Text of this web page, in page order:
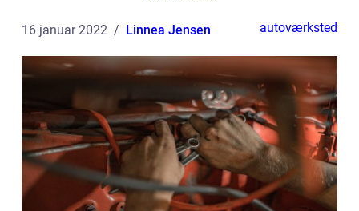
16 januar 2022 Linnea Jensen autoværksted